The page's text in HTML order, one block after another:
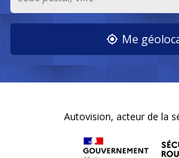
Me
Autovision, acteur de la